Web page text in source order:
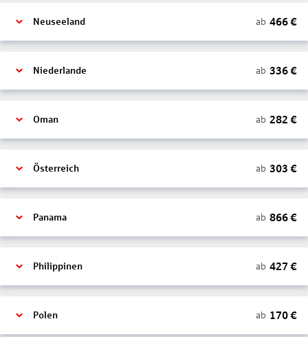
Neuseeland ab 466€
Niederlande ab 336€
Oman ab 282 €
Österreich ab 303 €
Panama ab 866€
Philippinen ab 427 €
Polen ab 170€